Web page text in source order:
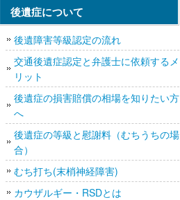
後遺症について
後遺障害等級認定の流れ
交通後遺症認定と弁護士に依頼するメ
リット
後遺症の損害賠償の相場を知りたい方
へ
後遺症の等級と慰謝料（むちうちの場
合）
むち打ち(末梢神経障害)
カウザルギー・RSDとは